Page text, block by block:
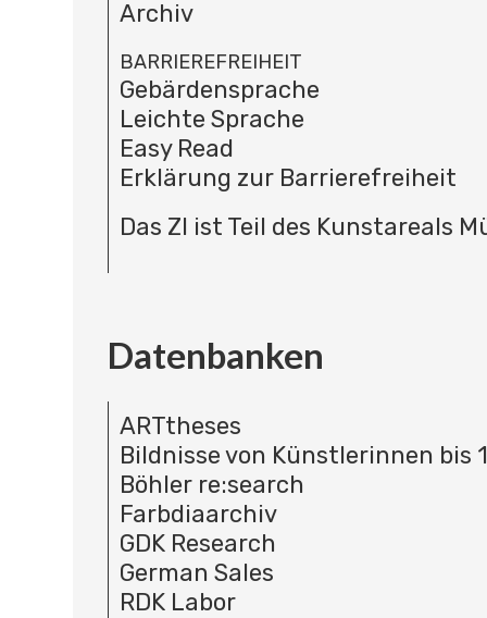
Archiv
BARRIEREFREIHEIT
Gebärdensprache
Leichte Sprache
Easy Read
Erklärung zur Barrierefreiheit
Das ZI ist Teil des Kunstareals
Datenbanken
ARTtheses
Bildnisse von Künstlerinnen bis
Böhler re:search
Farbdiaarchiv
GDK Research
German Sales
RDK Labor